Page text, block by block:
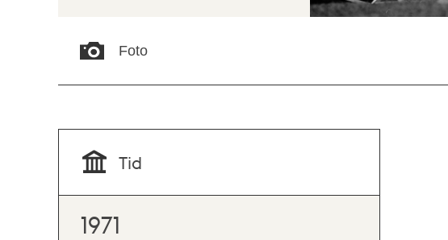
Foto
Tid
1971